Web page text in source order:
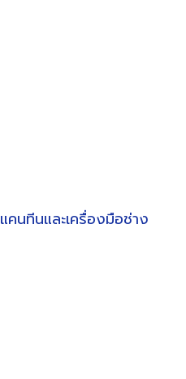
แคนทีนและเครื่องมือช่าง